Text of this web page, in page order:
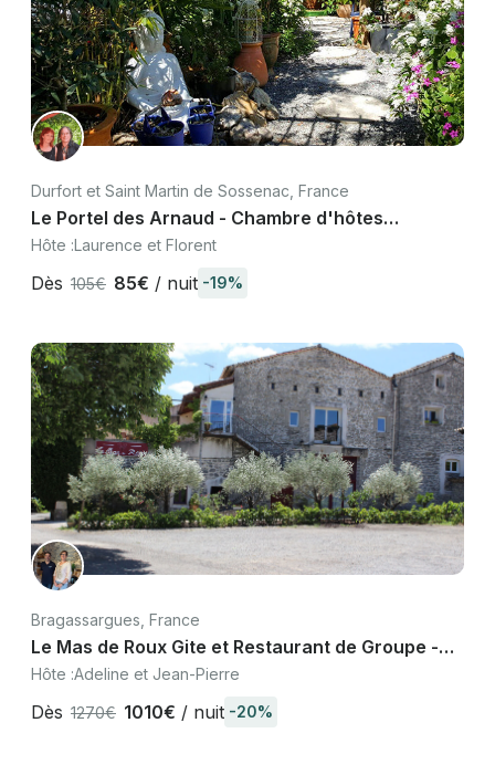
Durfort et Saint Martin de Sossenac, France
Le Portel des Arnaud - Chambre d'hôtes
Cévennes avec piscine proche Pont du Gard
Hôte :Laurence et Florent
Dès 105€ 85€ / nuit -19%
Bragassargues, France
Le Mas de Roux Gite et Restaurant de Groupe -
Epicerie Fine
Hôte :Adeline et Jean-Pierre
Dès 1270€ 1010€ / nuit -20%